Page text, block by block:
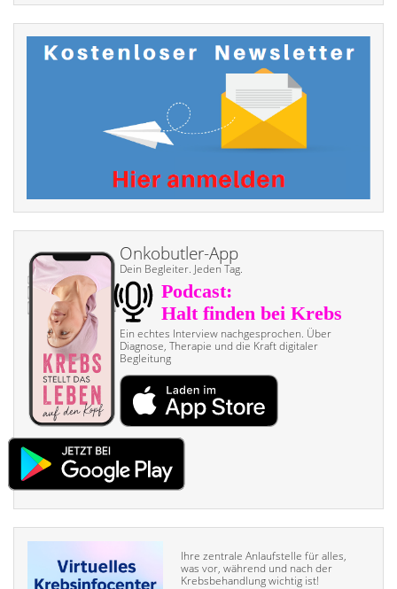
Onkobutler-App
Dein Begleiter. Jeden Tag.
Ein echtes Interview nach­gesprochen. Über
Diagnose, Therapie und die Kraft digitaler
Begleitung
Ihre zentrale Anlaufstelle für alles,
was vor, während und nach der
Krebsbehandlung wichtig ist!